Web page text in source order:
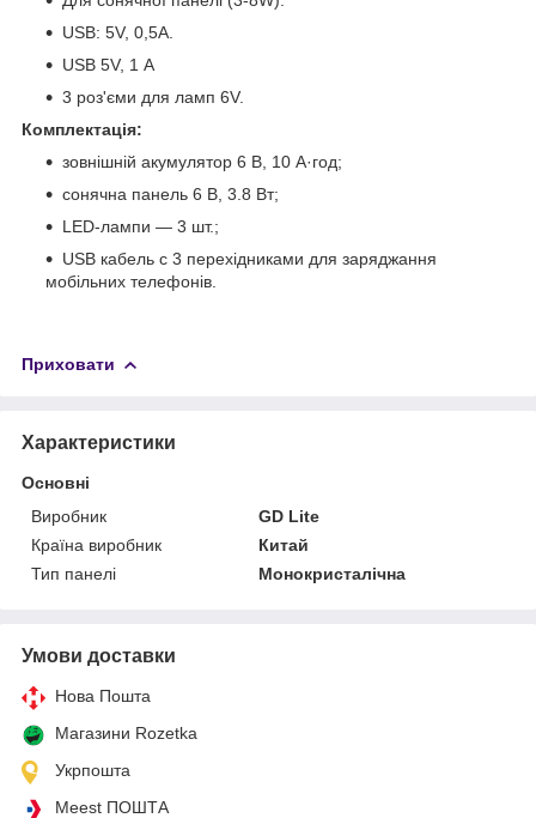
USB: 5V, 0,5А.
USB 5V, 1 А
3 роз'єми для ламп 6V.
Комплектація:
зовнішній акумулятор 6 В, 10 А·год;
сонячна панель 6 В, 3.8 Вт;
LED-лампи — 3 шт.;
USB кабель с 3 перехідниками для заряджання
мобільних телефонів.
Приховати
Характеристики
Основні
Виробник
GD Lite
Країна виробник
Китай
Тип панелі
Монокристалічна
Умови доставки
Нова Пошта
Магазини Rozetka
Укрпошта
Meest ПОШТА